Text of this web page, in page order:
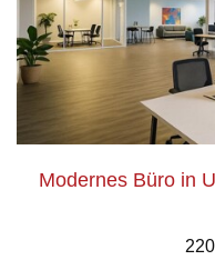
Modernes Büro in